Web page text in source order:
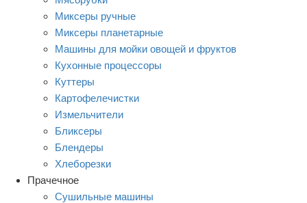
Миксеры ручные
Миксеры планетарные
Машины для мойки овощей и фруктов
Кухонные процессоры
Куттеры
Картофелечистки
Измельчители
Бликсеры
Блендеры
Хлеборезки
Прачечное
Сушильные машины